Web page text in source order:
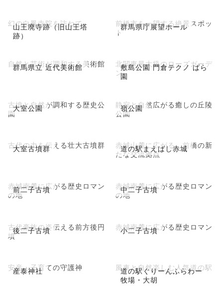
山王廃寺跡（旧山王塔
跡）
幻の白鳳寺院を訪ねて 群馬県庁展望ホール
前橋市を一望する絶景スポッ
ト
群馬県立 近代美術館
自然と芸術が調和する美術館
敷島公園 門倉テクノ ばら
園
北関東最大級のローズガーデ
ン
大室公園
古墳と自然が調和する歴史公
園
嶺公園
静寂と自然広がる癒しの丘陵
公園
大室古墳群
古代の力を伝える壮大古墳群 道の駅まえばし赤城
赤城山麓に広がる、前橋の新
たな交流拠点
前二子古墳
赤城南麓に広がる歴史ロマン
の地
中二子古墳
赤城南麓に広がる歴史ロマン
の地
後二子古墳
古代豪族の姿伝える前方後円
墳
小二子古墳
赤城南麓に広がる歴史ロマン
産泰神社
安産・子育ての守護神
道の駅ぐりーんふらわー
牧場・大胡
風車と自然楽しむ人気道の駅